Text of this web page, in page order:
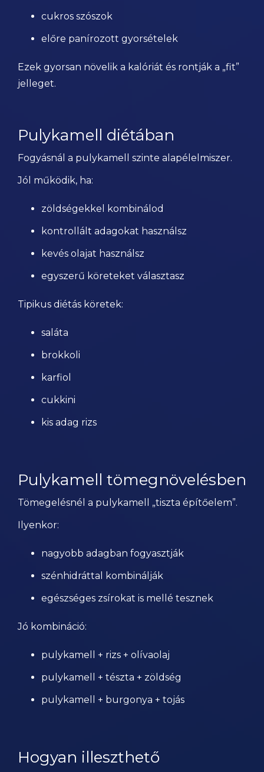
cukros szószok
előre panírozott gyorsételek
Ezek gyorsan növelik a kalóriát és rontják a „fit”
jelleget.
Pulykamell diétában
Fogyásnál a pulykamell szinte alapélelmiszer.
Jól működik, ha:
zöldségekkel kombinálod
kontrollált adagokat használsz
kevés olajat használsz
egyszerű köreteket választasz
Tipikus diétás köretek:
saláta
brokkoli
karfiol
cukkini
kis adag rizs
Pulykamell tömegnövelésben
Tömegelésnél a pulykamell „tiszta építőelem”.
Ilyenkor:
nagyobb adagban fogyasztják
szénhidráttal kombinálják
egészséges zsírokat is mellé tesznek
Jó kombináció:
pulykamell + rizs + olívaolaj
pulykamell + tészta + zöldség
pulykamell + burgonya + tojás
Hogyan illeszthető